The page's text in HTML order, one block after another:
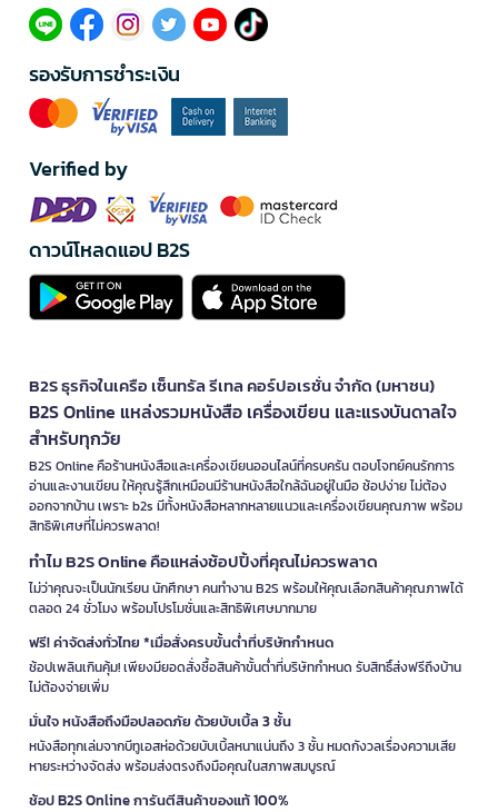
รองรับการชำระเงิน
Verified by
ดาวน์โหลดแอป B2S
B2S ธุรกิจในเครือ เซ็นทรัล รีเทล คอร์ปอเรชั่น จำกัด (มหาชน)
B2S Online แหล่งรวมหนังสือ เครื่องเขียน และแรงบันดาลใจ
สำหรับทุกวัย
B2S Online คือร้านหนังสือและเครื่องเขียนออนไลน์ที่ครบครัน ตอบโจทย์คนรักการ
อ่านและงานเขียน ให้คุณรู้สึกเหมือนมีร้านหนังสือใกล้ฉันอยู่ในมือ ช้อปง่าย ไม่ต้อง
ออกจากบ้าน เพราะ b2s มีทั้งหนังสือหลากหลายแนวและเครื่องเขียนคุณภาพ พร้อม
สิทธิพิเศษที่ไม่ควรพลาด!
ทำไม B2S Online คือแหล่งช้อปปิ้งที่คุณไม่ควรพลาด
ไม่ว่าคุณจะเป็นนักเรียน นักศึกษา คนทำงาน B2S พร้อมให้คุณเลือกสินค้าคุณภาพได้
ตลอด 24 ชั่วโมง พร้อมโปรโมชั่นและสิทธิพิเศษมากมาย
ฟรี! ค่าจัดส่งทั่วไทย *เมื่อสั่งครบขั้นต่ำที่บริษัทกำหนด
ช้อปเพลินเกินคุ้ม! เพียงมียอดสั่งซื้อสินค้าขั้นต่ำที่บริษัทกำหนด รับสิทธิ์ส่งฟรีถึงบ้าน
ไม่ต้องจ่ายเพิ่ม
มั่นใจ หนังสือถึงมือปลอดภัย ด้วยบับเบิ้ล 3 ชั้น
หนังสือทุกเล่มจากบีทูเอสห่อด้วยบับเบิ้ลหนาแน่นถึง 3 ชั้น หมดกังวลเรื่องความเสีย
หายระหว่างจัดส่ง พร้อมส่งตรงถึงมือคุณในสภาพสมบูรณ์
ช้อป B2S Online การันตีสินค้าของแท้ 100%